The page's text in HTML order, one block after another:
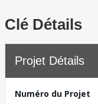
Clé Détails
Projet Détails
Numéro du Projet